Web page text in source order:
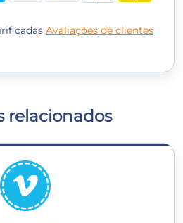
Avaliações de clientes
relacionados